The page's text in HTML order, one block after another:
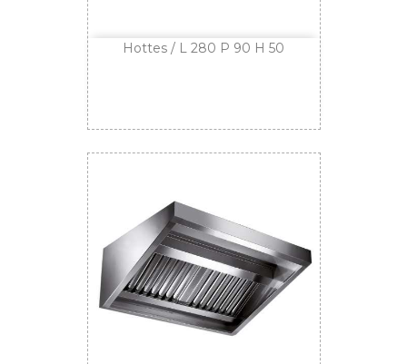
Hottes / L 280 P 90 H 50